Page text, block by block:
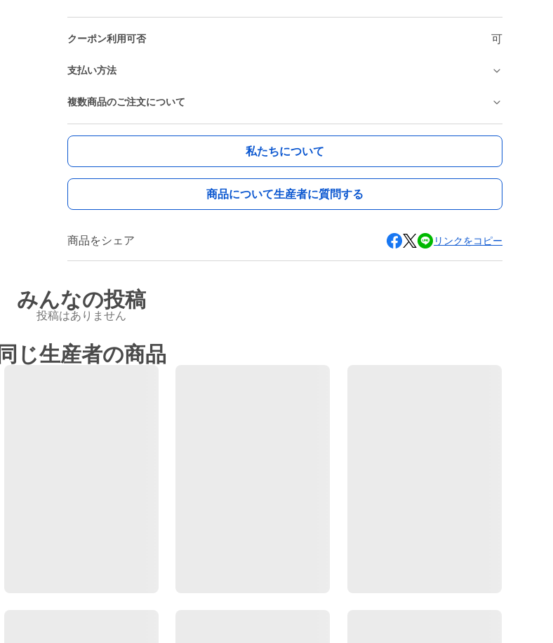
クーポン利用可否 可
支払い方法
複数商品のご注文について
私たちについて
商品について生産者に質問する
商品をシェア リンクをコピー
みんなの投稿
投稿はありません
同じ生産者の商品